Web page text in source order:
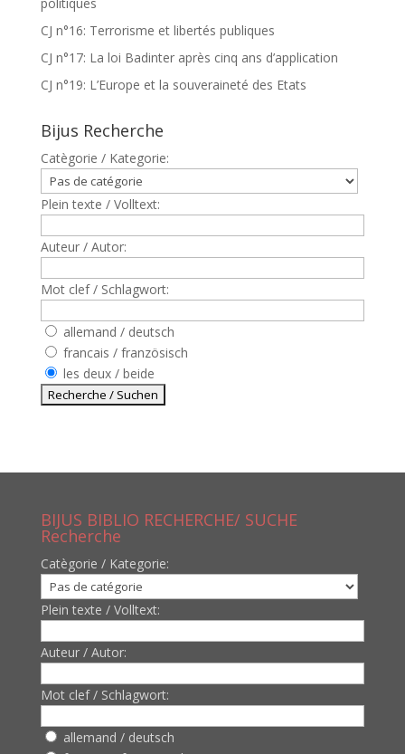
CJ n°16: Terrorisme et libertés publiques
CJ n°17: La loi Badinter après cinq ans d’application
CJ n°19: L’Europe et la souveraineté des Etats
Bijus Recherche
Catègorie / Kategorie:
Plein texte / Volltext:
Auteur / Autor:
Mot clef / Schlagwort:
allemand / deutsch
francais / französisch
les deux / beide
BIJUS BIBLIO RECHERCHE/ SUCHE
Recherche
Catègorie / Kategorie:
Plein texte / Volltext:
Auteur / Autor:
Mot clef / Schlagwort:
allemand / deutsch